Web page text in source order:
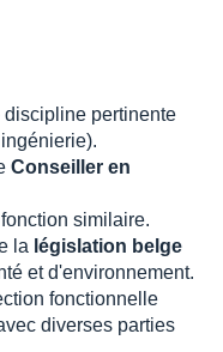
discipline pertinente
Conseiller en
similaire.
la législation belge
et d'environnement.
fonctionnelle
diverses parties